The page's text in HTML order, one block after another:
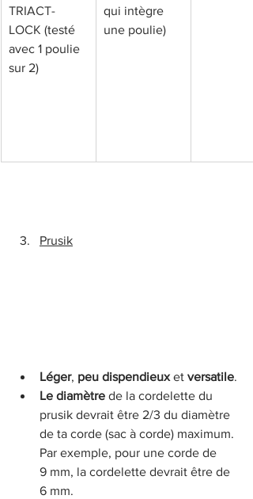
TRIACT-
LOCK (testé
avec 1 poulie
sur 2)
qui intègre
une poulie)
Prusik
Léger, peu dispendieux et versatile.
Le diamètre de la cordelette du
prusik devrait être 2/3 du diamètre
de ta corde (sac à corde) maximum.
Par exemple, pour une corde de
9 mm, la cordelette devrait être de
6 mm.